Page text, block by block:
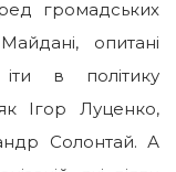
громадських
опитані
в політику
Ігор Луценко,
Солонтай. А